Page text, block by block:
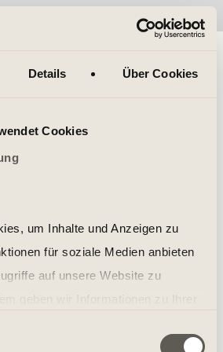
Details Über Cookies
Cookies
um Inhalte und Anzeigen zu
für soziale Medien anbieten
auf unsere Website zu
und Analysen weiter. Unsere